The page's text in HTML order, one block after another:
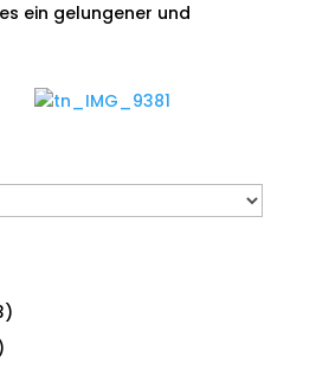
ein gelungener und